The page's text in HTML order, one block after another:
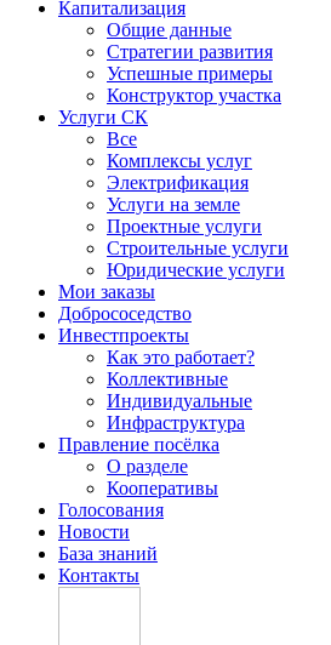
Капитализация
Общие данные
Стратегии развития
Успешные примеры
Конструктор участка
Услуги СК
Все
Комплексы услуг
Электрификация
Услуги на земле
Проектные услуги
Строительные услуги
Юридические услуги
Мои заказы
Добрососедство
Инвестпроекты
Как это работает?
Коллективные
Индивидуальные
Инфраструктура
Правление посёлка
О разделе
Кооперативы
Голосования
Новости
База знаний
Контакты